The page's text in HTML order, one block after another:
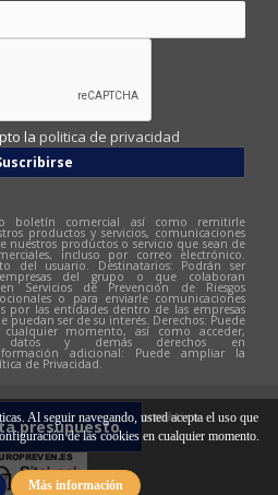
Al seguir navegando, usted acepta el uso que
de las cookies en cualquier momento.
Más información
presupuesto
la politica de privacidad
boletín comercial así como remitirle
productos y servicios, comunicaciones
nuestros productos o servicio que sean de
incluso por correo electrónico.
del usuario. Destinatarios: Podrán ser
del grupo o que colaboran
Servicios de Prevención de Riesgos
o para enviarle comunicaciones
por las entidades dentro de las empresas
puedan ser de su interés. Derechos: Puede
momento, así como acceder,
datos y demás derechos en
adicional: Puede ampliar la
de Privacidad.
web: Hitech Informàtica